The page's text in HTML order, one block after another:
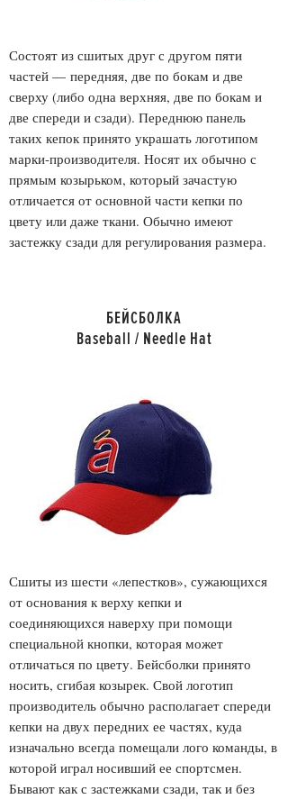
Состоят из сшитых друг с другом пяти
частей — передняя, две по бокам и две
сверху (либо одна верхняя, две по бокам и
две спереди и сзади). Переднюю панель
таких кепок принято украшать логотипом
марки-производителя. Носят их обычно с
прямым козырьком, который зачастую
отличается от основной части кепки по
цвету или даже ткани. Обычно имеют
застежку сзади для регулирования размера.
БЕЙСБОЛКА
Baseball / Needle Hat
Сшиты из шести «лепестков», сужающихся
от основания к верху кепки и
соединяющихся наверху при помощи
специальной кнопки, которая может
отличаться по цвету. Бейсболки принято
носить, сгибая козырек. Свой логотип
производитель обычно располагает спереди
кепки на двух передних ее частях, куда
изначально всегда помещали лого команды, в
которой играл носивший ее спортсмен.
Бывают как с застежками сзади, так и без